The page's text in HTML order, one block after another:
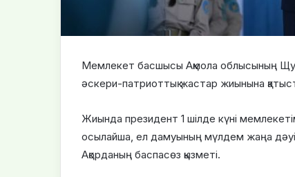
Мемлекет басшысы Ақмола облысының
әскери-патриоттық жастар жиынына
Жиында президент 1 шілде күні
осылайша, ел дамуының мүлдем жаңа
Ақорданың баспасөз қызметі.